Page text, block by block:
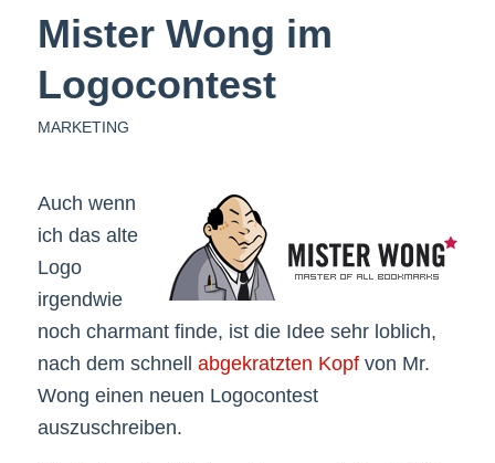
Mister Wong im
Logocontest
MARKETING
Auch wenn
ich das alte
Logo
irgendwie
noch charmant finde, ist die Idee sehr loblich,
nach dem schnell abgekratzten Kopfvon Mr.
Wong einen neuen Logocontest
auszuschreiben.